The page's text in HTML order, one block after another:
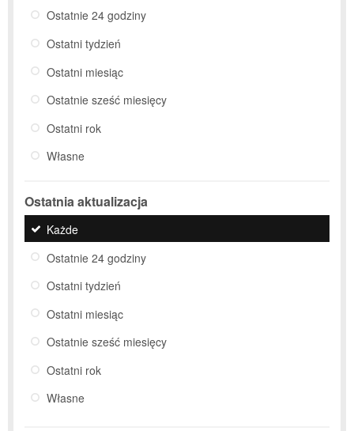
Ostatnie 24 godziny
Ostatni tydzień
Ostatni miesiąc
Ostatnie sześć miesięcy
Ostatni rok
Własne
Ostatnia aktualizacja
Każde
Ostatnie 24 godziny
Ostatni tydzień
Ostatni miesiąc
Ostatnie sześć miesięcy
Ostatni rok
Własne